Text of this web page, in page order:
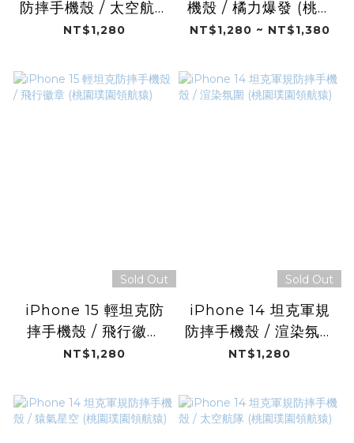
防摔手機殼 / 太空航隊
(桃園璞園領航猿)
NT$1,280
機殼 / 橘力爆發 (桃園
璞園領航猿)
NT$1,280 ~ NT$1,380
Sold Out
iPhone 15 輕坦克防
摔手機殼 / 飛行徽章
(桃園璞園領航猿)
NT$1,280
Sold Out
iPhone 14 坦克軍規
防摔手機殼 / 渲染氛圍
(桃園璞園領航猿)
NT$1,280